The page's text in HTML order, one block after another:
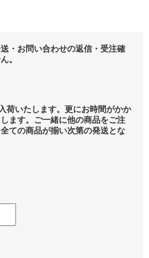
・お問い合わせの返信・受注確
。
荷いたします。更にお時間がかか
ます。ご一緒に他の商品をご注
ての商品が揃い次第の発送とな